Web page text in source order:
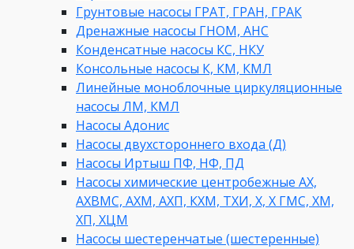
Грунтовые насосы ГРАТ, ГРАН, ГРАК
Дренажные насосы ГНОМ, АНС
Конденсатные насосы КС, НКУ
Консольные насосы К, КМ, КМЛ
Линейные моноблочные циркуляционные
насосы ЛМ, КМЛ
Насосы Адонис
Насосы двухстороннего входа (Д)
Насосы Иртыш ПФ, НФ, ПД
Насосы химические центробежные АХ,
АХВМС, АХМ, АХП, КХМ, ТХИ, Х, Х ГМС, ХМ,
ХП, ХЦМ
Насосы шестеренчатые (шестеренные)